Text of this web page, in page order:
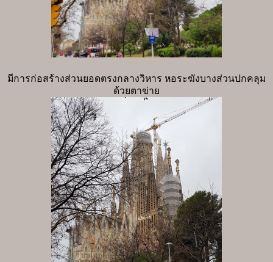
มีการก่อสร้างส่วนยอดตรงกลางวิหาร หอระฆังบางส่วนปกคลุม
ด้วยตาข่าย